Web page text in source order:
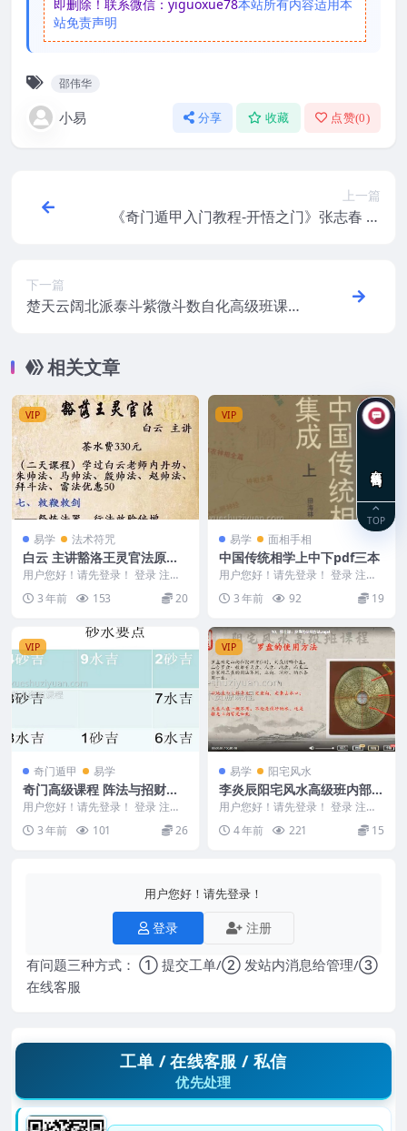
即删除！联系微信：yiguoxue78本站所有内容适用本
站免责声明
邵伟华
小易 分享 收藏 点赞(0)
上一篇
《奇门遁甲入门教程-开悟之门》张志春 免
下一篇
楚天云阔北派泰斗紫微斗数自化高级班课程
相关文章
VIP
易学 法术符咒
白云 主讲豁洛王灵官法原价3
30元
用户您好！请先登录！ 登录 注册
白云主讲豁洛王灵官法330元 Y23
08-343 年前 153 20
VIP
易学 面相手相
中国传统相学上中下pdf三本
用户您好！请先登录！ 登录 注册
中国传统相学上中下 中国传统相
学秘籍集成 23...
3 年前 92 19
VIP
奇门遁甲 易学
奇门高级课程 阵法与招财化
解 4视频
用户您好！请先登录！ 登录 注册
奇门高级课程 阵法与招财化解 Y2
306-96...
3 年前 101 26
VIP
易学 阳宅风水
李炎辰阳宅风水高级班内部课
程80集
用户您好！请先登录！ 登录 注册
李炎辰阳宅风水高级班内部课程
李炎宸.阳宅...
4 年前 221 15
用户您好！请先登录！
登录 注册
有问题三种方式： ① 提交工单/② 发站内消息给管理/③
在线客服
工单 / 在线客服 / 私信
优先处理
TOP